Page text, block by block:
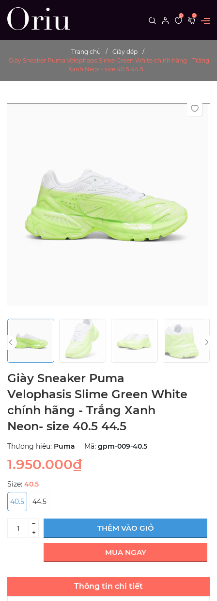
0 0
Trang chủ
Giày dép
Giày Sneaker Puma Velophasis Slime Green White chính hãng - Trắng
Xanh Neon- size 40.5 44.5
Giày Sneaker Puma
Velophasis Slime Green White
chính hãng - Trắng Xanh
Neon- size 40.5 44.5
Thương hiệu: Puma Mã: gpm-009-40.5
1.950.000₫
Size: 40.5
40.5
44.5
–
+
THÊM VÀO GIỎ
MUA NGAY
Thông tin chi tiết